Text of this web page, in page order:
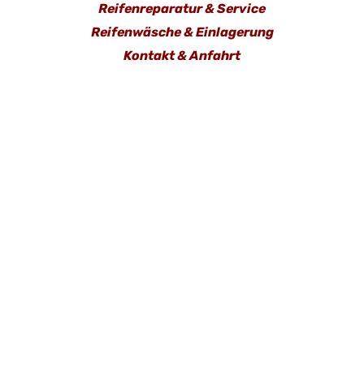
Reifenreparatur & Service
Reifenwäsche & Einlagerung
Kontakt & Anfahrt